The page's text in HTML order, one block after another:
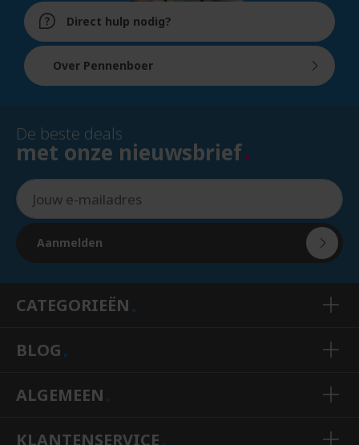
Direct hulp nodig?
Over Pennenboer
De beste deals
met onze nieuwsbrief
Aanmelden
CATEGORIEËN
BLOG
ALGEMEEN
KLANTENSERVICE